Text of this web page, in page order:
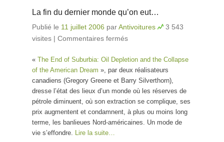
La fin du dernier monde qu’on eut…
Publié le 11 juillet 2006 parAntivoitures
3 543
visites | Commentaires fermés
« The End of Suburbia: Oil Depletion and the Collapse
of the American Dream », par deux réalisateurs
canadiens (Gregory Greene et Barry Silverthorn),
dresse l’état des lieux d’un monde où les réserves de
pétrole diminuent, où son extraction se complique, ses
prix augmentent et condamnent, à plus ou moins long
terme, les banlieues Nord-américaines. Un mode de
vie s’effondre. Lire la suite…